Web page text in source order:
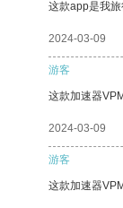
这款app是我旅
2024-03-09
游客
这款加速器
2024-03-09
游客
这款加速器